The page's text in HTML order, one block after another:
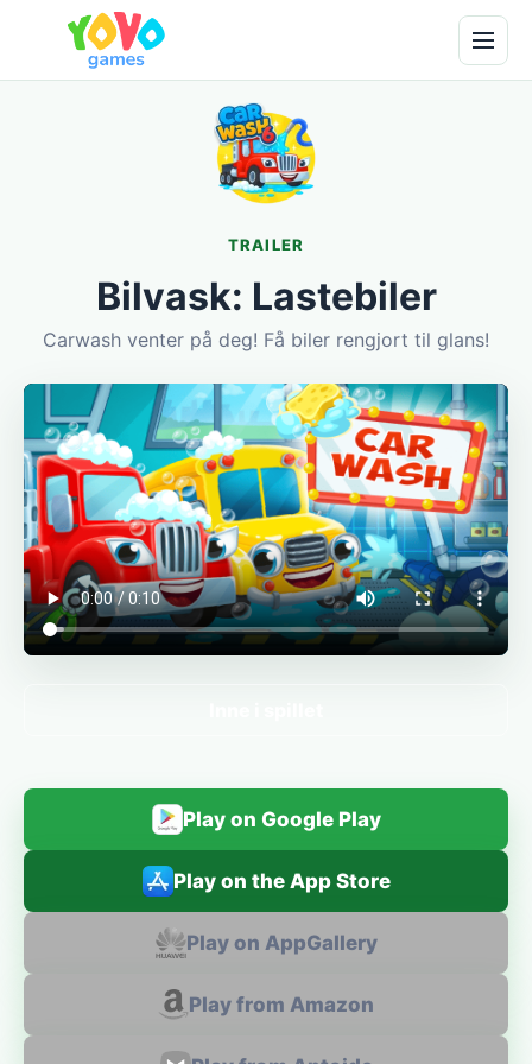
TRAILER
Bilvask: Lastebiler
Carwash venter på deg! Få biler rengjort til glans!
Play on Google Play
Play on the App Store
Play on AppGallery
Play from Amazon